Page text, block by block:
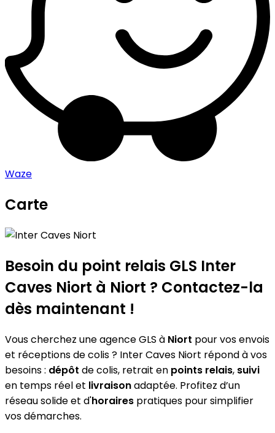
Waze
Carte
+
−
Besoin du point relais GLS Inter
Caves Niort à Niort ? Contactez-la
dès maintenant !
Vous cherchez une agence GLS à Niort pour vos envois
et réceptions de colis ? Inter Caves Niort répond à vos
besoins : dépôt de colis, retrait en points relais, suivi
en temps réel et livraisonadaptée. Profitez d’un
réseau solide et d'horaires pratiques pour simplifier
vos démarches.